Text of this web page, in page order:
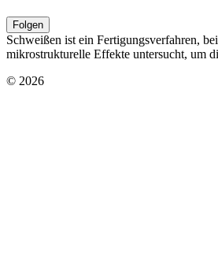
Folgen
Schweißen ist ein Fertigungsverfahren,
mikrostrukturelle Effekte untersucht, um
© 2026